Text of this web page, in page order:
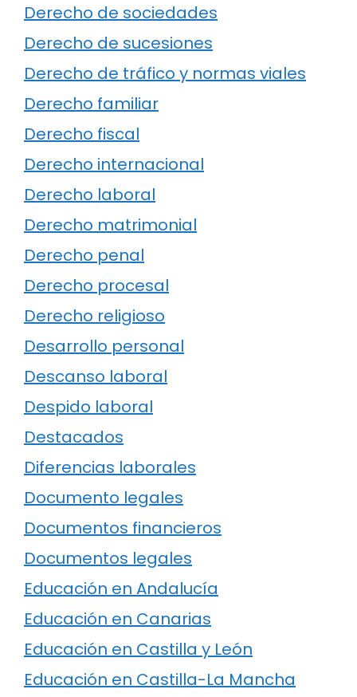
Derecho de sociedades
Derecho de sucesiones
Derecho de tráfico y normas viales
Derecho familiar
Derecho fiscal
Derecho internacional
Derecho laboral
Derecho matrimonial
Derecho penal
Derecho procesal
Derecho religioso
Desarrollo personal
Descanso laboral
Despido laboral
Destacados
Diferencias laborales
Documento legales
Documentos financieros
Documentos legales
Educación en Andalucía
Educación en Canarias
Educación en Castilla y León
Educación en Castilla-La Mancha